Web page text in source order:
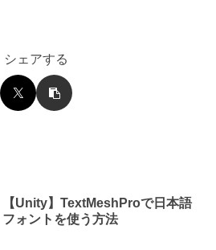
シェアする
【Unity】TextMeshProで日本語
フォントを使う方法